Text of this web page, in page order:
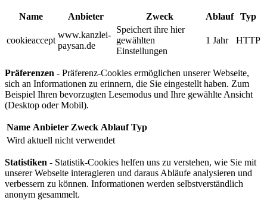
Name Anbieter Zweck Ablauf Typ
cookieaccept
www.kanzlei-
paysan.de
Speichert ihre hier
gewählten
Einstellungen
1 Jahr HTTP
Präferenzen - Präferenz-Cookies ermöglichen unserer Webseite,
sich an Informationen zu erinnern, die Sie eingestellt haben. Zum
Beispiel Ihren bevorzugten Lesemodus und Ihre gewählte Ansicht
(Desktop oder Mobil).
Name Anbieter Zweck Ablauf Typ
Wird aktuell nicht verwendet
Statistiken - Statistik-Cookies helfen uns zu verstehen, wie Sie mit
unserer Webseite interagieren und daraus Abläufe analysieren und
verbessern zu können. Informationen werden selbstverständlich
anonym gesammelt.